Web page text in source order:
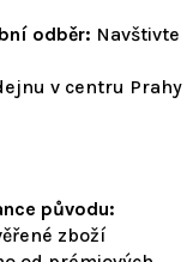
odběr: Navštivte
v centru Prahy
původu:
zboží